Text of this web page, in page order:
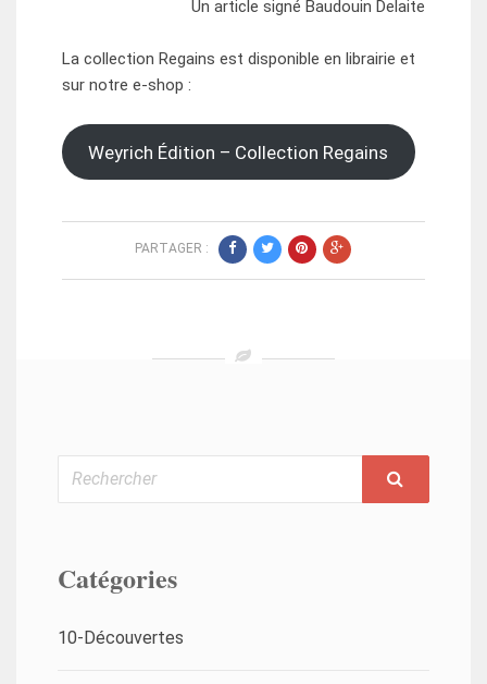
Un article signé Baudouin Delaite
La collection Regains est disponible en librairie et
sur notre e-shop :
Weyrich Édition – Collection Regains
PARTAGER :
Rechercher
Catégories
10-Découvertes